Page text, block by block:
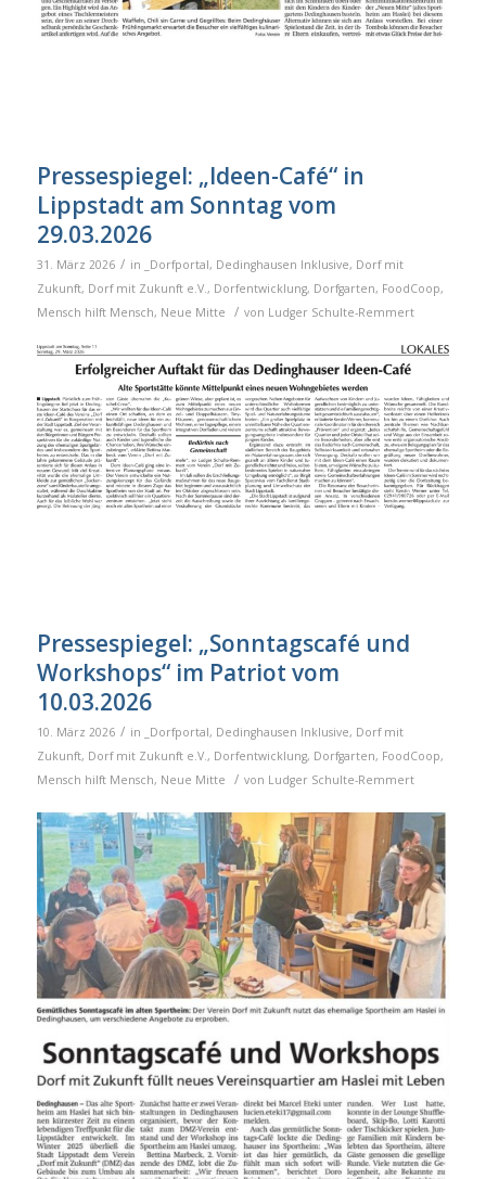
Pressespiegel: „Ideen-Café“ in
Lippstadt am Sonntag vom
29.03.2026
31. März 2026 / in _Dorfportal, Dedinghausen Inklusive, Dorf mit
Zukunft, Dorf mit Zukunft e.V. , Dorfentwicklung, Dorfgarten, FoodCoop,
Mensch hilft Mensch, Neue Mitte / von Ludger Schulte-Remmert
Pressespiegel: „Sonntagscafé und
Workshops“ im Patriot vom
10.03.2026
10. März 2026 / in _Dorfportal, Dedinghausen Inklusive, Dorf mit
Zukunft, Dorf mit Zukunft e.V., Dorfentwicklung, Dorfgarten, FoodCoop,
Mensch hilft Mensch, Neue Mitte / von Ludger Schulte-Remmert